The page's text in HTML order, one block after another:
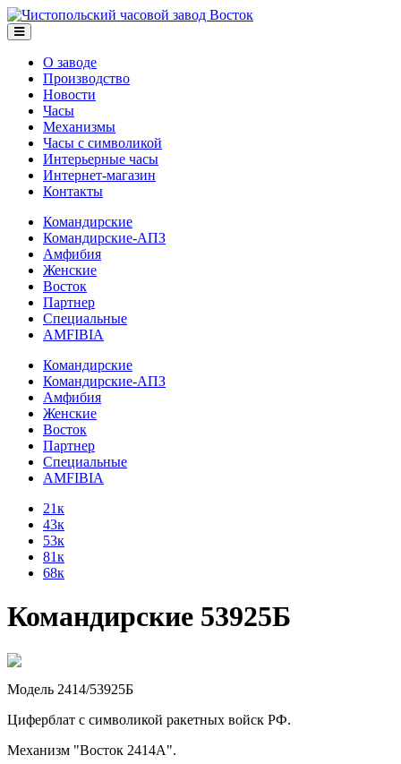
О заводе
Производство
Новости
Часы
Механизмы
Часы с символикой
Интерьерные часы
Интернет-магазин
Контакты
Командирские
Командирские-АПЗ
Амфибия
Женские
Восток
Партнер
Специальные
AMFIBIA
Командирские
Командирские-АПЗ
Амфибия
Женские
Восток
Партнер
Специальные
AMFIBIA
21к
43к
53к
81к
68к
Командирские 53925Б
Модель 2414/53925Б
Циферблат с символикой ракетных войск РФ.
Механизм "Восток 2414А".